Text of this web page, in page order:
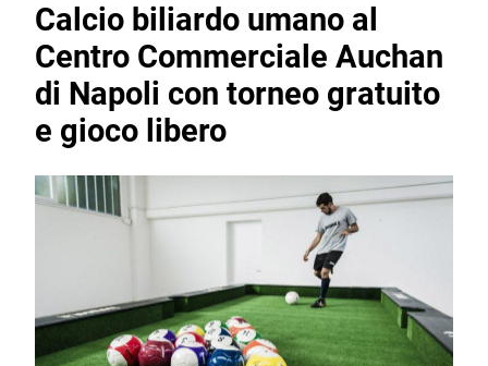
Calcio biliardo umano al
Centro Commerciale Auchan
di Napoli con torneo gratuito
e gioco libero